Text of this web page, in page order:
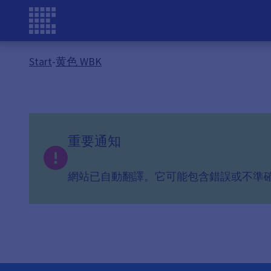
Start-黄色 WBK
重要通知
網站已自動翻譯。它可能包含錯誤或不準